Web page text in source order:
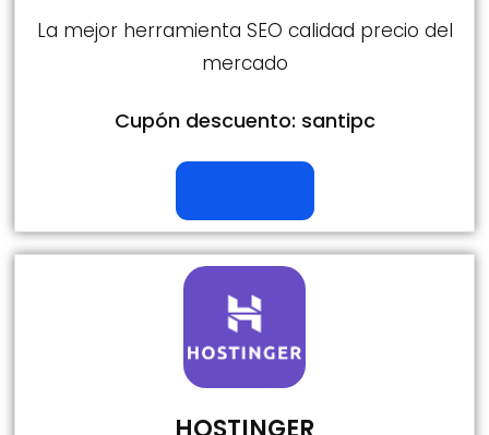
La mejor herramienta SEO calidad precio del
mercado
Cupón descuento: santipc